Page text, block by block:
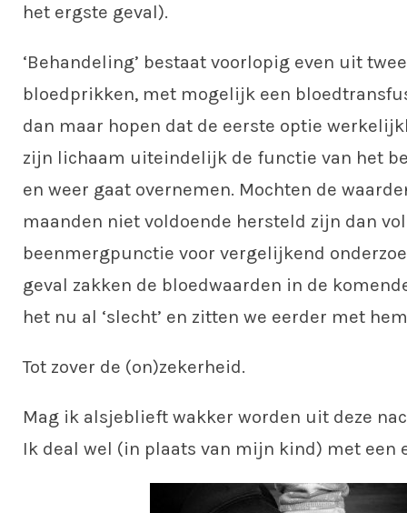
het ergste geval).
‘Behandeling’ bestaat voorlopig even uit
bloedprikken, met mogelijk een
dan maar hopen dat de eerste optie
zijn lichaam uiteindelijk de functie van het
en weer gaat overnemen. Mochten de
maanden niet voldoende hersteld zijn dan
beenmergpunctie voor vergelijkend
geval zakken de bloedwaarden in de
het nu al ‘slecht’ en zitten we eerder met
Tot zover de (on)zekerheid.
Mag ik alsjeblieft wakker worden uit deze
Ik deal wel (in plaats van mijn kind) met een